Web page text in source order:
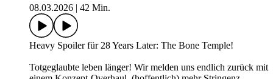
08.03.2026
42 Min.
Heavy Spoiler für 28 Years Later: The Bone Temple!
Totgeglaubte leben länger! Wir melden uns endlich zurück mit